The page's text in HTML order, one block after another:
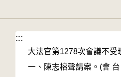
:::
:::
大法官第1278次會議不受
一、陳志榕聲請案。(會